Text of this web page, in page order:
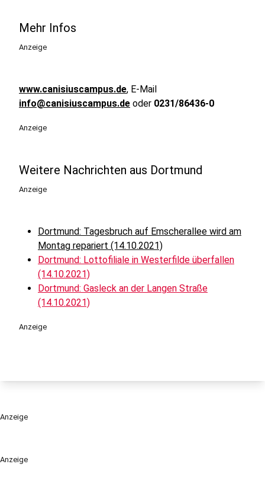
Anzeige
Mehr Infos
Anzeige
www.canisiuscampus.de, E-Mail
info@canisiuscampus.de oder 0231/86436-0
Anzeige
Weitere Nachrichten aus Dortmund
Anzeige
Dortmund: Tagesbruch auf Emscherallee wird am
Montag repariert (14.10.2021)
Dortmund: Lottofiliale in Westerfilde überfallen
(14.10.2021)
Dortmund: Gasleck an der Langen Straße
(14.10.2021)
Anzeige
Anzeige